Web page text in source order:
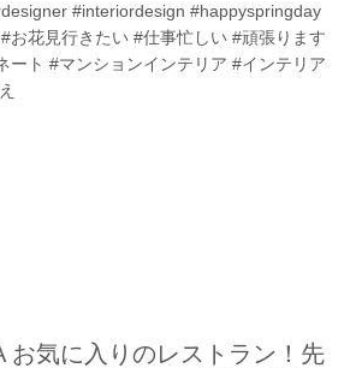
#interiordesign #happyspringday
お花見行きたい #仕事忙しい #頑張ります
ート #マンションインテリア #インテリア
お気に入りのレストラン！先